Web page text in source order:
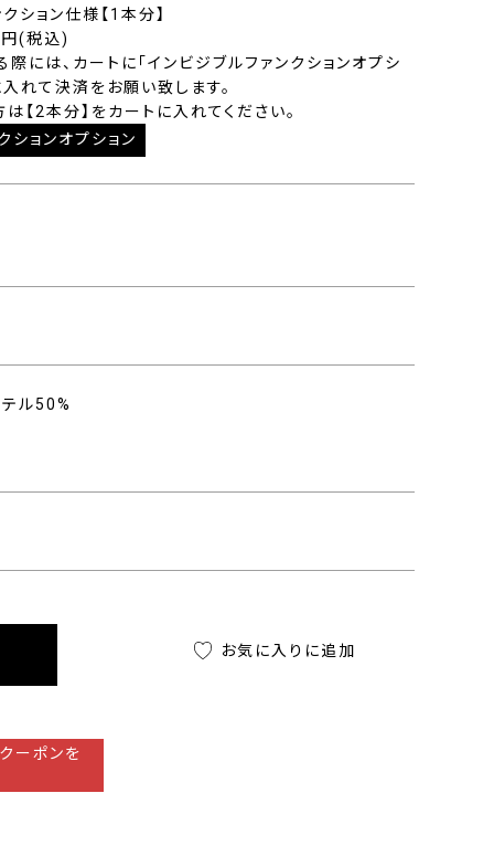
ション仕様【1本分】
(税込)
には、カートに「インビジブルファンクションオプシ
れて決済をお願い致します。
【2本分】をカートに入れてください。
ションオプション
ル50%
お気に入りに追加
ーポンを